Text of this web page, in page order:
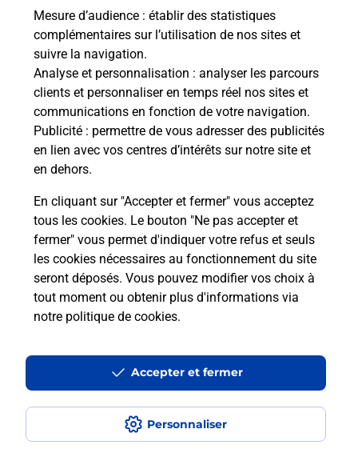
Mesure d’audience : établir des statistiques
complémentaires sur l’utilisation de nos sites et
suivre la navigation.
Analyse et personnalisation : analyser les parcours
clients et personnaliser en temps réel nos sites et
communications en fonction de votre navigation.
Publicité : permettre de vous adresser des publicités
en lien avec vos centres d’intérêts sur notre site et
en dehors.
En cliquant sur "Accepter et fermer" vous acceptez
tous les cookies. Le bouton "Ne pas accepter et
fermer" vous permet d'indiquer votre refus et seuls
les cookies nécessaires au fonctionnement du site
seront déposés. Vous pouvez modifier vos choix à
tout moment ou obtenir plus d'informations via
notre politique de cookies.
Personnaliser
Accepter et fermer
Martinique STE ANNE
Accessibilité : partiellement conforme
Conditions contractuelles
Mentions légales